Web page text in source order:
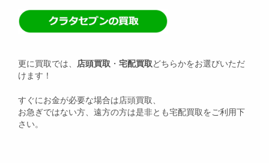
更に買取では、 店頭買取 ・ 宅配買取どちらかをお選びいただ
けます！
すぐにお金が必要な場合は店頭買取、
お急ぎではない方、遠方の方は是非とも宅配買取をご利用下
さい。